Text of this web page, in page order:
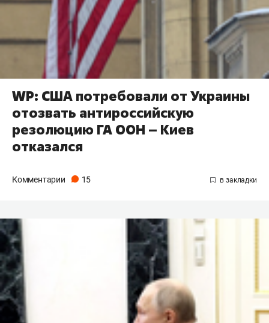
WP: США потребовали от Украины
отозвать антироссийскую
резолюцию ГА ООН – Киев
отказался
Комментарии 15